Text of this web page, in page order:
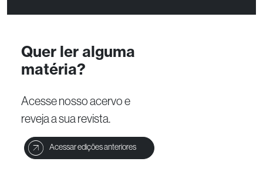
Quer ler alguma
matéria?
Acesse nosso acervo e
reveja a sua revista.
Acessar edições anteriores